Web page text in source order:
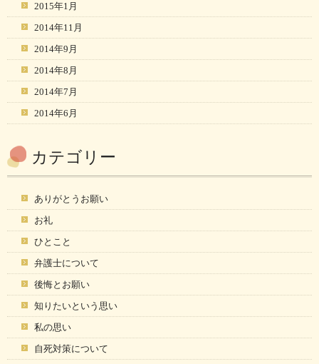
2015年1月
2014年11月
2014年9月
2014年8月
2014年7月
2014年6月
カテゴリー
ありがとうお願い
お礼
ひとこと
弁護士について
後悔とお願い
知りたいという思い
私の思い
自死対策について